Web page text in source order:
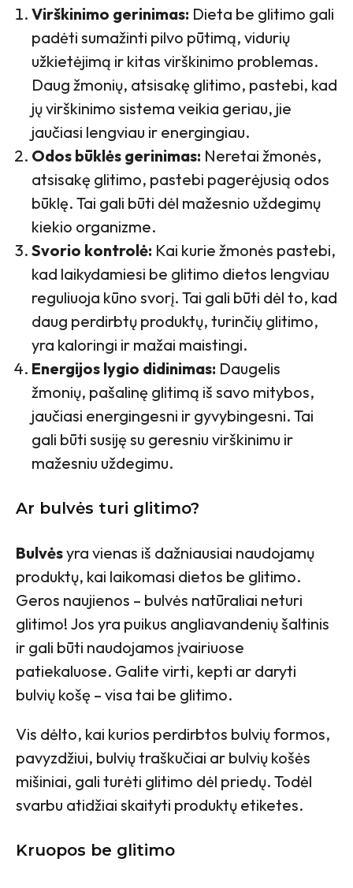
Virškinimo gerinimas: Dieta be glitimo gali
padėti sumažinti pilvo pūtimą, vidurių
užkietėjimą ir kitas virškinimo problemas.
Daug žmonių, atsisakę glitimo, pastebi, kad
jų virškinimo sistema veikia geriau, jie
jaučiasi lengviau ir energingiau.
Odos būklės gerinimas: Neretai žmonės,
atsisakę glitimo, pastebi pagerėjusią odos
būklę. Tai gali būti dėl mažesnio uždegimų
kiekio organizme.
Svorio kontrolė: Kai kurie žmonės pastebi,
kad laikydamiesi be glitimo dietos lengviau
reguliuoja kūno svorį. Tai gali būti dėl to, kad
daug perdirbtų produktų, turinčių glitimo,
yra kaloringi ir mažai maistingi.
Energijos lygio didinimas: Daugelis
žmonių, pašalinę glitimą iš savo mitybos,
jaučiasi energingesni ir gyvybingesni. Tai
gali būti susiję su geresniu virškinimu ir
mažesniu uždegimu.
Ar bulvės turi glitimo?
Bulvėsyra vienas iš dažniausiai naudojamų
produktų, kai laikomasi dietos be glitimo.
Geros naujienos – bulvės natūraliai neturi
glitimo! Jos yra puikus angliavandenių šaltinis
ir gali būti naudojamos įvairiuose
patiekaluose. Galite virti, kepti ar daryti
bulvių košę – visa tai be glitimo.
Vis dėlto, kai kurios perdirbtos bulvių formos,
pavyzdžiui, bulvių traškučiai ar bulvių košės
mišiniai, gali turėti glitimo dėl priedų. Todėl
svarbu atidžiai skaityti produktų etiketes.
Kruopos be glitimo